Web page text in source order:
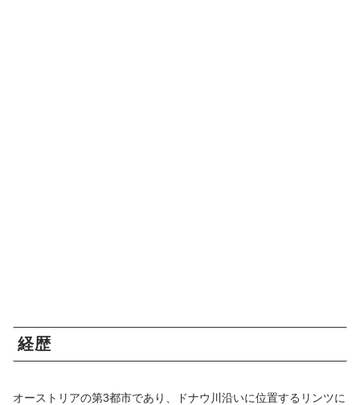
経歴
オーストリアの第3都市であり、ドナウ川沿いに位置するリンツに